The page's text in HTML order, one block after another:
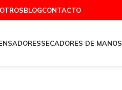
BLOGCONTACTO
SECADORES DE MANOS